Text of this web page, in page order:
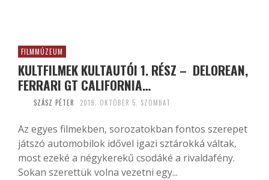
FILMMÚZEUM
KULTFILMEK KULTAUTÓI 1. RÉSZ – DELOREAN,
FERRARI GT CALIFORNIA…
SZÁSZ PÉTER 2019. OKTÓBER 5. SZOMBAT
Az egyes filmekben, sorozatokban fontos szerepet
játszó automobilok idővel igazi sztárokká váltak,
most ezeké a négykerekű csodáké a rivaldafény.
Sokan szerettük volna vezetni egy...